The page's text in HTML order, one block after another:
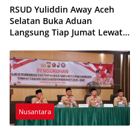
RSUD Yuliddin Away Aceh
Selatan Buka Aduan
Langsung Tiap Jumat Lewat
Nusantara